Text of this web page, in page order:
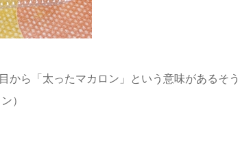
ら「太ったマカロン」という意味があるそう
）